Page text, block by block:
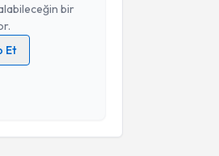
bir
Et
Aydınlatma Metni